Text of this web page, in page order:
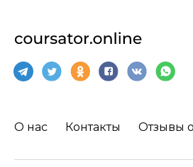
Маркетинг для детей
Иностранные языки для детей
О нас Контакты Отзывы